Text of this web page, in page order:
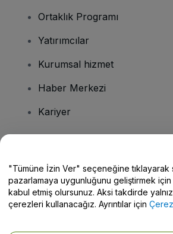
Ortaklık Programı
Yatırımcılar
Kurumsal hizmet
Haber Merkezi
Kariyer
Yardım Merkezi / Bize Ulaşın
"Tümüne İzin Ver" seçeneğine tıklayarak
pazarlamaya uygunluğunu geliştirmek için
kabul etmiş olursunuz. Aksi takdirde
çerezleri kullanacağız. Ayrıntılar için